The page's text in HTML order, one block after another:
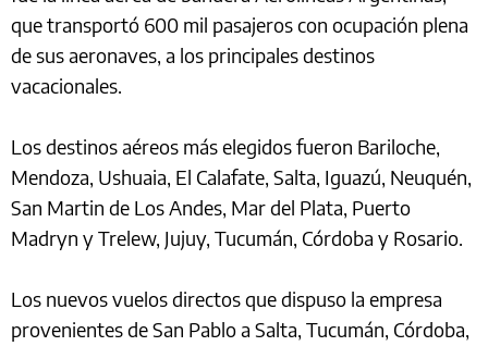
que transportó 600 mil pasajeros con ocupación plena
de sus aeronaves, a los principales destinos
vacacionales.
Los destinos aéreos más elegidos fueron Bariloche,
Mendoza, Ushuaia, El Calafate, Salta, Iguazú, Neuquén,
San Martin de Los Andes, Mar del Plata, Puerto
Madryn y Trelew, Jujuy, Tucumán, Córdoba y Rosario.
Los nuevos vuelos directos que dispuso la empresa
provenientes de San Pablo a Salta, Tucumán, Córdoba,